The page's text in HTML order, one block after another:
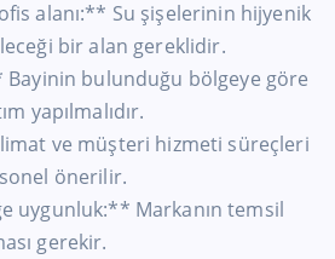
alanı:** Su şişelerinin hijyenik
bir alan gereklidir.
Bayinin bulunduğu bölgeye göre
yapılmalıdır.
ve müşteri hizmeti süreçleri
önerilir.
uygunluk:** Markanın temsil
gerekir.